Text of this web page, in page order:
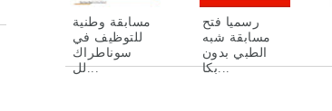
مسابقة وطنية
للتوظيف في
سوناطراك
لل...
رسميا فتح
مسابقة شبه
الطبي بدون
بكا...